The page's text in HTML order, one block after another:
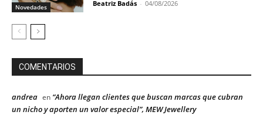
Novedades Beatriz Badás - 04/08/2026
COMENTARIOS
andrea en “Ahora llegan clientes que buscan marcas que cubran
un nicho y aporten un valor especial”, MEW Jewellery